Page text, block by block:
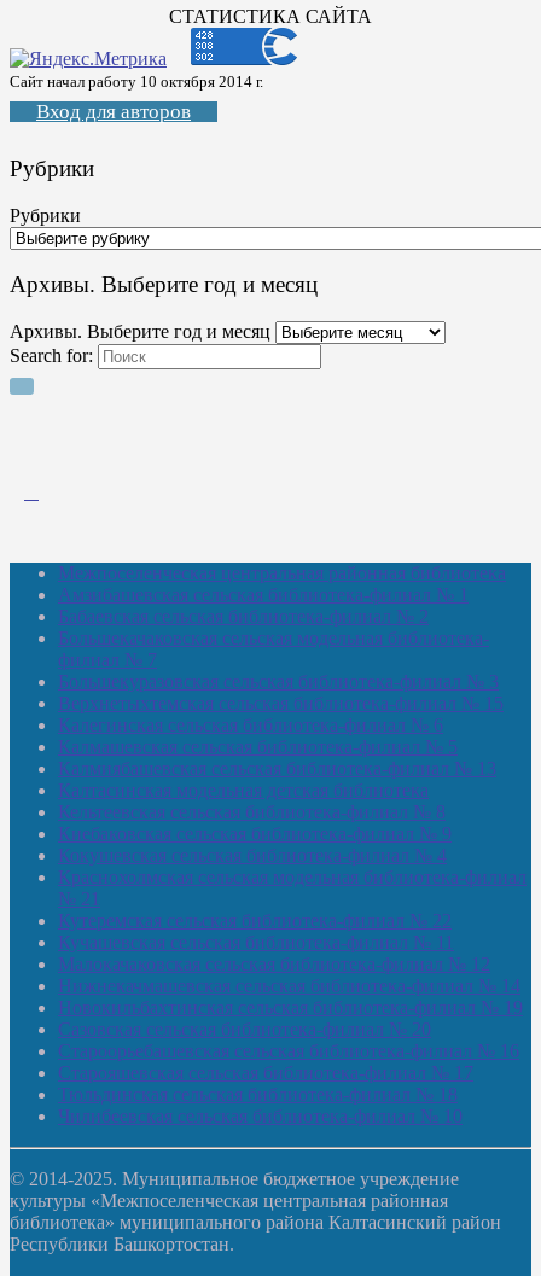
СТАТИСТИКА САЙТА
Сайт начал работу 10 октября 2014 г.
Вход для авторов
Рубрики
Рубрики
Архивы. Выберите год и месяц
Архивы. Выберите год и месяц
Search for:
Межпоселенческая центральная районная библиотека
Амзибашевская сельская библиотека-филиал № 1
Бабаевская сельская библиотека-филиал № 2
Большекачаковская сельская модельная библиотека-
филиал № 7
Большекуразовская сельская библиотека-филиал № 3
Верхнетыхтемская сельская библиотека-филиал № 15
Калегинская сельская библиотека-филиал № 6
Калмашевская сельская библиотека-филиал № 5
Калмиябашевская сельская библиотека-филиал № 13
Калтасинская модельная детская библиотека
Кельтеевская сельская библиотека-филиал № 8
Киебаковская сельская библиотека-филиал № 9
Кокушевская сельская библиотека-филиал № 4
Краснохолмская сельская модельная библиотека-филиал
№ 21
Кутеремская сельская библиотека-филиал № 22
Кучашевская сельская библиотека-филиал № 11
Малокачаковская сельская библиотека-филиал № 12
Нижнекачмашевская сельская библиотека-филиал № 14
Новокильбахтинская сельская библиотека-филиал № 19
Сазовская сельская библиотека-филиал № 20
Староорьебашевская сельская библиотека-филиал № 16
Старояшевская сельская библиотека-филиал № 17
Тюльдинская сельская библиотека-филиал № 18
Чилибеевская сельская библиотека-филиал № 10
© 2014-2025. Муниципальное бюджетное учреждение
культуры «Межпоселенческая центральная районная
библиотека» муниципального района Калтасинский район
Республики Башкортостан.